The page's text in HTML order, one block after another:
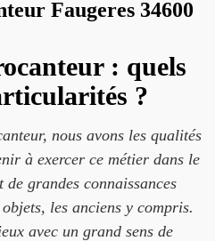
Faugeres 34600
: quels
?
nous avons les qualités
à exercer ce métier dans le
grandes connaissances
les anciens y compris.
avec un grand sens de